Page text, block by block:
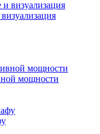
мощности